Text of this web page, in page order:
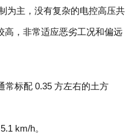
为主，没有复杂的电控高压共
高，非常适应恶劣工况和偏远
常标配 0.35 方左右的土方
km/h。